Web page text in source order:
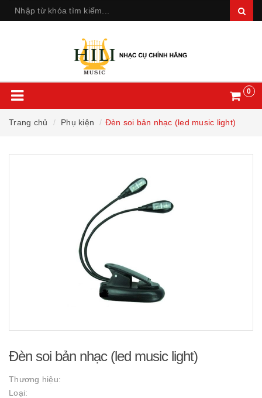
0
Trang chủ Phụ kiện Đèn soi bản nhạc (led music light)
Đèn soi bản nhạc (led music light)
Thương hiệu:
Loại: